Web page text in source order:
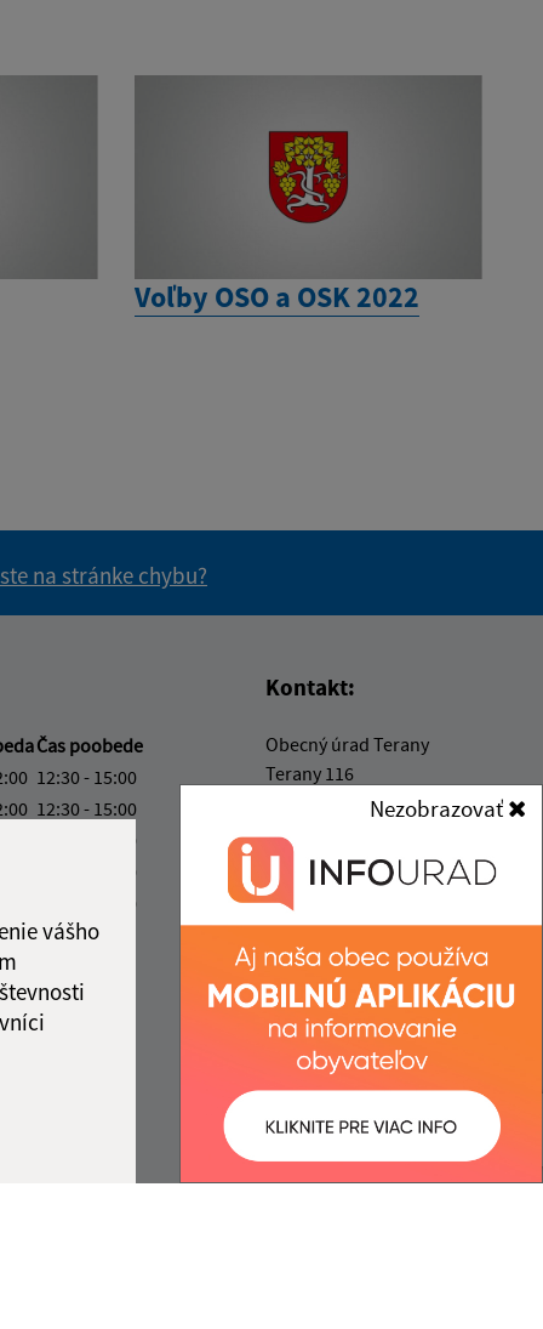
vášho
Nezobrazovať
Voľby OSO a OSK 2022
na stránke chybu?
Čas poobede
12:30 - 15:00
12:30 - 15:00
12:30 - 15:00
12:30 - 15:00
12:30 - 15:00
12:00 - 12:30
Kontakt:
Obecný úrad Terany
Terany 116
962 68 Hontianske Tesáre
obecterany@obecterany.sk
+421 45 55 832 25
IČO: 00320323